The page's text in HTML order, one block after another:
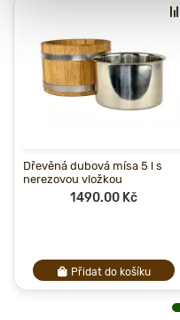
Dřevěná dubová mísa 5 l s
nerezovou vložkou
1490.00 Kč
Přidat do košíku